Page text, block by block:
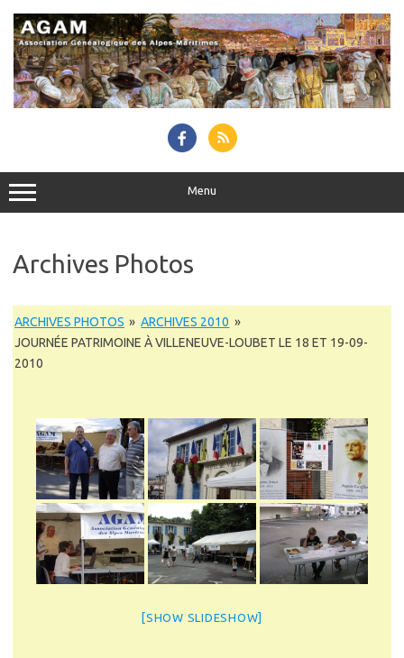
content
Menu
Archives Photos
ARCHIVES PHOTOS » ARCHIVES 2010 »
JOURNÉE PATRIMOINE À VILLENEUVE-LOUBET LE 18 ET 19-09-
2010
[SHOW SLIDESHOW]